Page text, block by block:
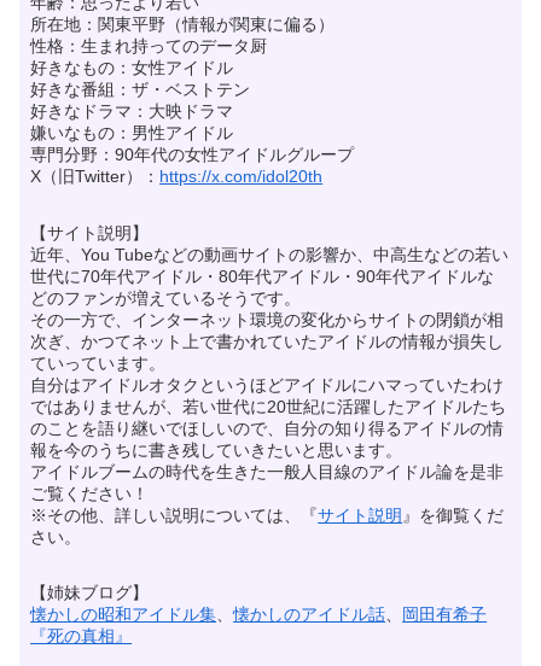
所在地：関東平野（情報が関東に偏る）
性格：生まれ持ってのデータ厨
好きなもの：女性アイドル
好きな番組：ザ・ベストテン
好きなドラマ：大映ドラマ
嫌いなもの：男性アイドル
専門分野：90年代の女性アイドルグループ
X（旧Twitter）： https://x.com/idol20th
【サイト説明】
近年、You Tubeなどの動画サイトの影響か、中高生などの若い
世代に70年代アイドル・80年代アイドル・90年代アイドルな
どのファンが増えているそうです。
その一方で、インターネット環境の変化からサイトの閉鎖が相
次ぎ、かつてネット上で書かれていたアイドルの情報が損失し
ていっています。
自分はアイドルオタクというほどアイドルにハマっていたわけ
ではありませんが、若い世代に20世紀に活躍したアイドルたち
のことを語り継いでほしいので、自分の知り得るアイドルの情
報を今のうちに書き残していきたいと思います。
アイドルブームの時代を生きた一般人目線のアイドル論を是非
ご覧ください！
※その他、詳しい説明については、『サイト説明 』を御覧くだ
さい。
【姉妹ブログ】
懐かしの昭和アイドル集、懐かしのアイドル話、
岡田有希子
『死の真相』